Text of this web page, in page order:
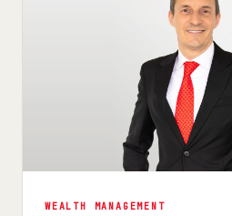
WEALTH MANAGEMENT